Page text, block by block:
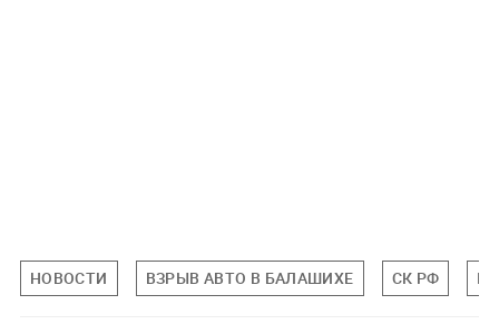
НОВОСТИ ВЗРЫВ АВТО В БАЛАШИХЕ СК РФ